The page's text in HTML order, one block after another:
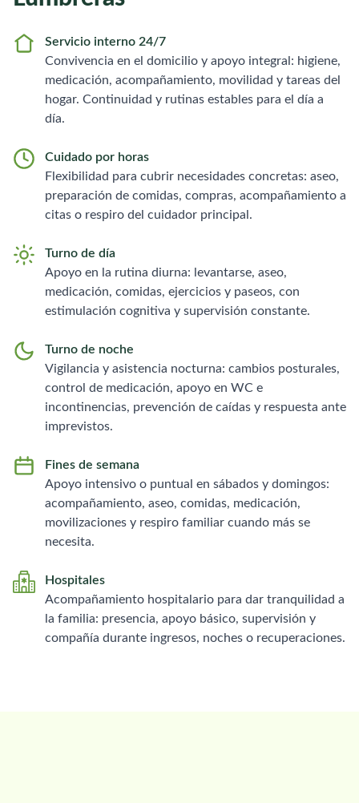
Servicio interno 24/7
Convivencia en el domicilio y apoyo integral: higiene,
medicación, acompañamiento, movilidad y tareas del
hogar. Continuidad y rutinas estables para el día a
día.
Cuidado por horas
Flexibilidad para cubrir necesidades concretas: aseo,
preparación de comidas, compras, acompañamiento a
citas o respiro del cuidador principal.
Turno de día
Apoyo en la rutina diurna: levantarse, aseo,
medicación, comidas, ejercicios y paseos, con
estimulación cognitiva y supervisión constante.
Turno de noche
Vigilancia y asistencia nocturna: cambios posturales,
control de medicación, apoyo en WC e
incontinencias, prevención de caídas y respuesta ante
imprevistos.
Fines de semana
Apoyo intensivo o puntual en sábados y domingos:
acompañamiento, aseo, comidas, medicación,
movilizaciones y respiro familiar cuando más se
necesita.
Hospitales
Acompañamiento hospitalario para dar tranquilidad a
la familia: presencia, apoyo básico, supervisión y
compañía durante ingresos, noches o recuperaciones.